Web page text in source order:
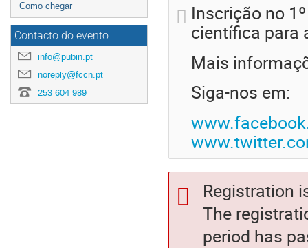
Como chegar
Contacto do evento
info@pubin.pt
noreply@fccn.pt
253 604 989
Inscrição no
científica para
Mais
Siga-nos em:
Registration
The
period has